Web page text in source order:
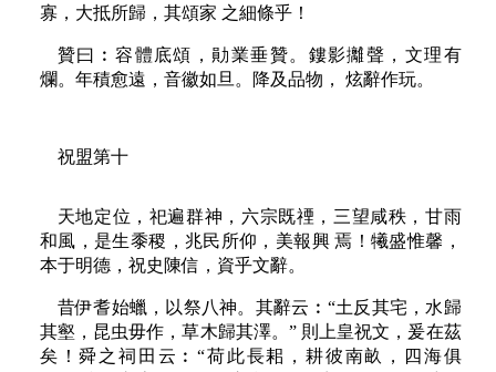
寡，大抵所歸，其頌家 之細條乎！
贊曰︰容體底頌，勛業垂贊。鏤影攡聲，文理有
爛。年積愈遠，音徽如旦。降及品物， 炫辭作玩。
祝盟第十
天地定位，祀遍群神，六宗既禋，三望咸秩，甘雨
和風，是生黍稷，兆民所仰，美報興 焉！犧盛惟馨，
本于明德，祝史陳信，資乎文辭。
昔伊耆始蠟，以祭八神。其辭云︰“土反其宅，水歸
其壑，昆虫毋作，草木歸其澤。” 則上皇祝文，爰在茲
矣！舜之祠田云︰“荷此長耜，耕彼南畝，四海俱